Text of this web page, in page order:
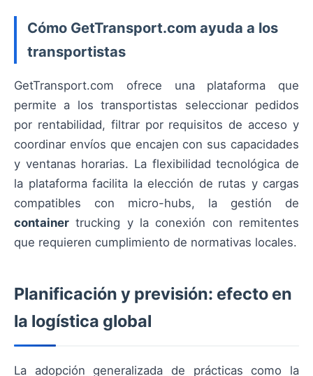
Cómo GetTransport.com ayuda a los
transportistas
GetTransport.com ofrece una plataforma que
permite a los transportistas seleccionar pedidos
por rentabilidad, filtrar por requisitos de acceso y
coordinar envíos que encajen con sus capacidades
y ventanas horarias. La flexibilidad tecnológica de
la plataforma facilita la elección de rutas y cargas
compatibles con micro-hubs, la gestión de
container trucking y la conexión con remitentes
que requieren cumplimiento de normativas locales.
Planificación y previsión: efecto en
la logística global
La adopción generalizada de prácticas como la